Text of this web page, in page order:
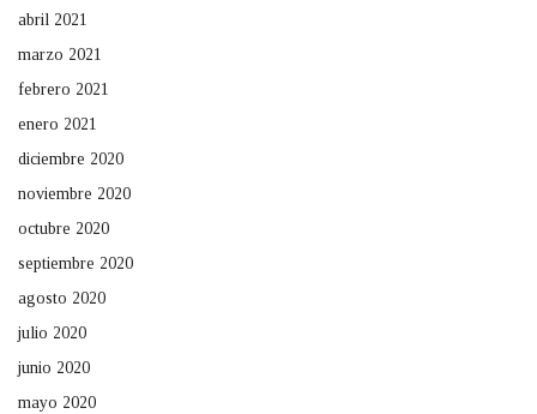
abril 2021
marzo 2021
febrero 2021
enero 2021
diciembre 2020
noviembre 2020
octubre 2020
septiembre 2020
agosto 2020
julio 2020
junio 2020
mayo 2020